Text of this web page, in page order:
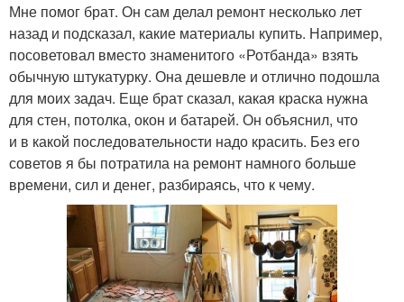
Мне помог брат. Он сам делал ремонт несколько лет
назад и подсказал, какие материалы купить. Например,
посоветовал вместо знаменитого «Ротбанда» взять
обычную штукатурку. Она дешевле и отлично подошла
для моих задач. Еще брат сказал, какая краска нужна
для стен, потолка, окон и батарей. Он объяснил, что
и в какой последовательности надо красить. Без его
советов я бы потратила на ремонт намного больше
времени, сил и денег, разбираясь, что к чему.